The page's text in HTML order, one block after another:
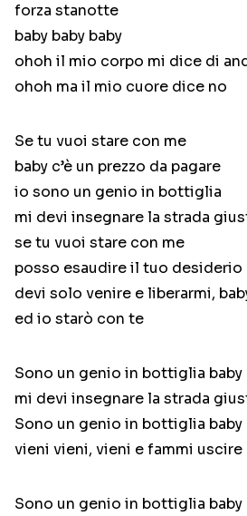
forza stanotte
baby baby baby
ohoh il mio corpo mi dice di
ohoh ma il mio cuore dice no
Se tu vuoi stare con me
baby c’è un prezzo da pagare
io sono un genio in bottiglia
mi devi insegnare la strada
se tu vuoi stare con me
posso esaudire il tuo desiderio
devi solo venire e liberarmi,
ed io starò con te
Sono un genio in bottiglia baby
mi devi insegnare la strada
Sono un genio in bottiglia baby
vieni vieni, vieni e fammi uscire
Sono un genio in bottiglia baby